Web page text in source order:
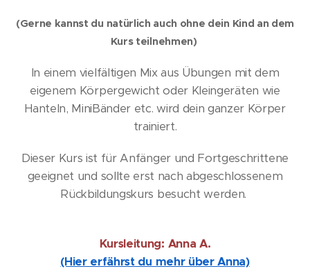
(Gerne kannst du natürlich auch ohne dein Kind an dem
Kurs teilnehmen)
In einem vielfältigen Mix aus Übungen mit dem
eigenem Körpergewicht oder Kleingeräten wie
Hanteln, MiniBänder etc. wird dein ganzer Körper
trainiert.
Dieser Kurs ist für Anfänger und Fortgeschrittene
geeignet und sollte erst nach abgeschlossenem
Rückbildungskurs besucht werden.
Kursleitung: Anna A.
(Hier erfährst du mehr über Anna)